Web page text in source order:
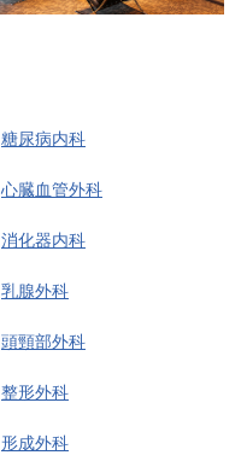
糖尿病内科
心臓血管外科
消化器内科
乳腺外科
頭頸部外科
整形外科
形成外科